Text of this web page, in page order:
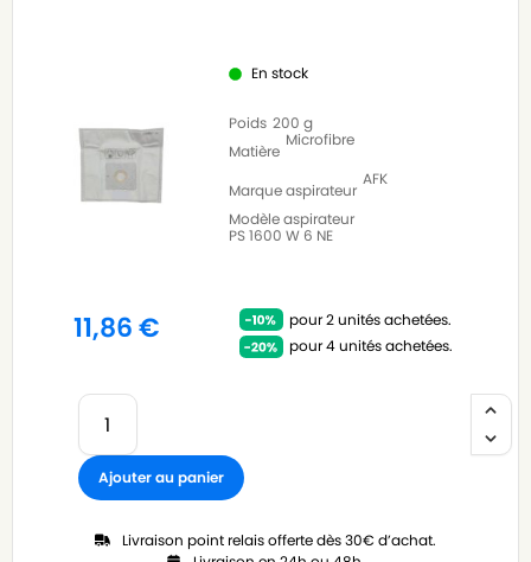
En stock
Poids 200 g
Matière
Microfibre
Marque aspirateur
AFK
Modèle aspirateur
PS 1600 W 6 NE
11,86€
pour 2 unités achetées.
pour 4 unités achetées.
Ajouter au panier
Livraison point relais offerte dès 30€ d’achat.